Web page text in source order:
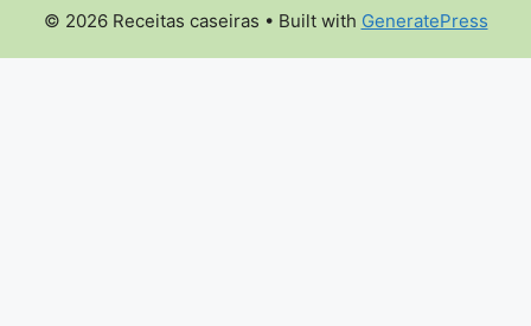
© 2026 Receitas caseiras • Built with GeneratePress